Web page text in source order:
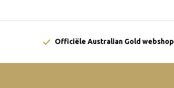
Officiële Australian Gold webshop